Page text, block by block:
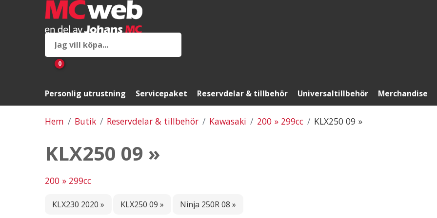
0
Personlig utrustning Servicepaket Reservdelar & tillbehör Universaltillbehör Merchandise
Hem Butik Reservdelar & tillbehör Kawasaki 200 » 299cc KLX250 09 »
KLX250 09 »
200 » 299cc
KLX230 2020 » KLX250 09 » Ninja 250R 08 »